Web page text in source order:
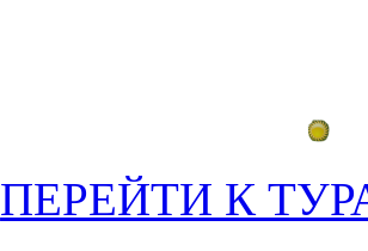
ПЕРЕЙТИ К